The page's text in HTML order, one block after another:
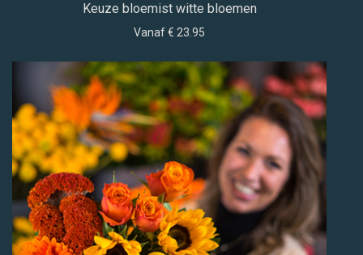
Keuze bloemist witte bloemen
Vanaf € 23.95